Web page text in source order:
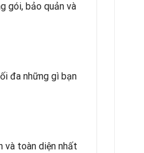
gói, bảo quản và
đa những gì bạn
và toàn diện nhất